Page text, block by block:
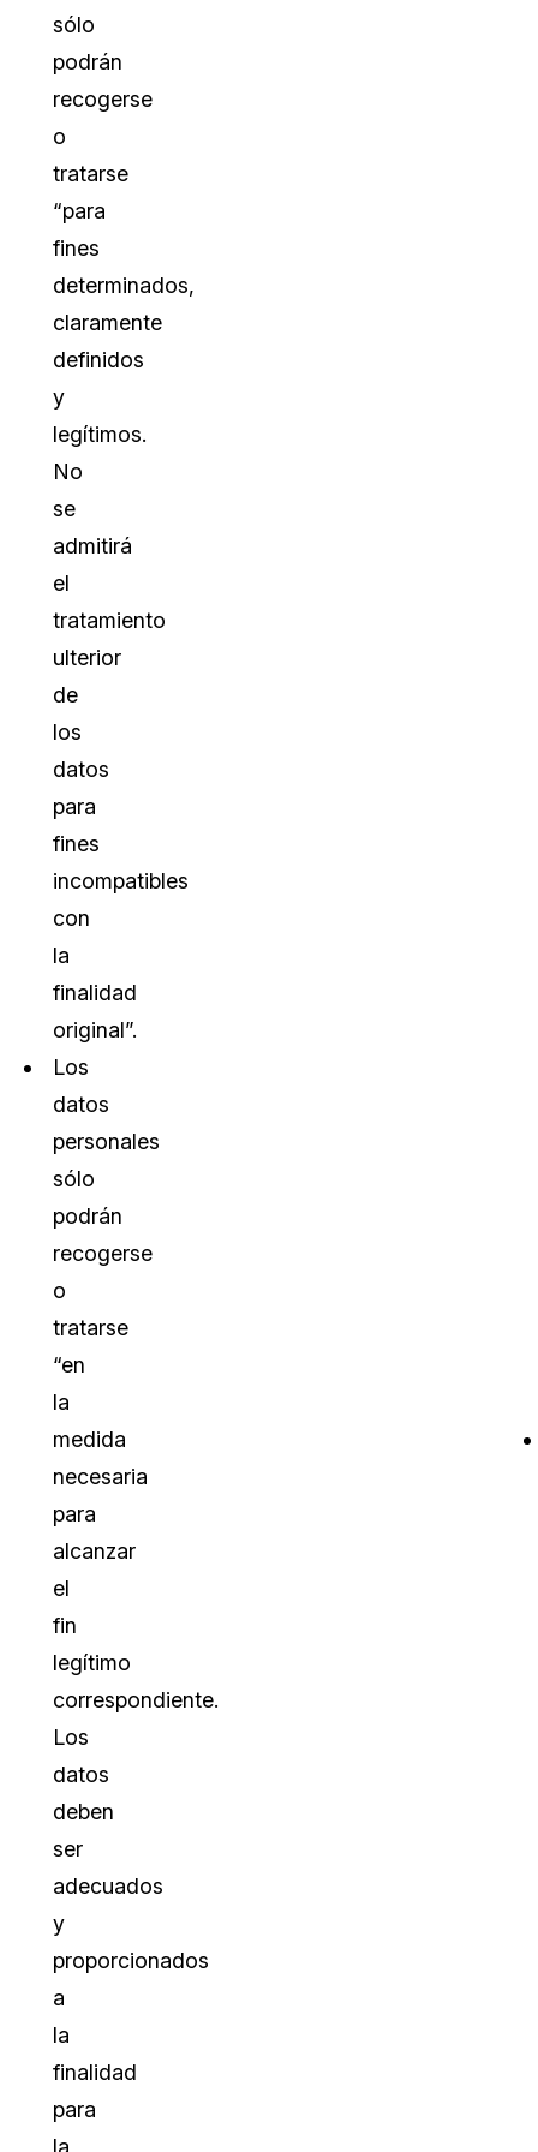
sólo
podrán
recogerse
o
tratarse
“para
fines
determinados,
claramente
definidos
y
legítimos.
No
se
admitirá
el
tratamiento
ulterior
de
los
datos
para
fines
incompatibles
con
la
finalidad
original”.
Los
datos
personales
sólo
podrán
recogerse
o
tratarse
“en
la
medida
necesaria
para
alcanzar
el
fin
legítimo
correspondiente.
Los
datos
deben
ser
adecuados
y
proporcionados
a
la
finalidad
para
la